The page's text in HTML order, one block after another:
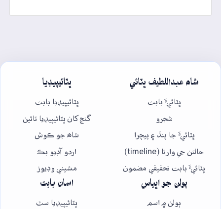
شاھ عبداللطيف ڀٽائي
ڀٽائيءَ بابت
شجرو
ڀٽائيءَ جا پنڌ ۽ پيچرا
حالتن جي وارتا (timeline)
ڀٽائيءَ بابت تحقيقي مضمون
ڀٽائيپيڊيا
ڀٽائيپيڊيا بابت
گنج کان ڀٽائيپيڊيا تائين
شاھ جو ڪوش
اردو آڊيو بڪ
مشيني وڊيوز
ٻولن جو اڀياس
ٻولن ۾ اسم
اسان بابت
ڀٽائيپيڊيا سٿ